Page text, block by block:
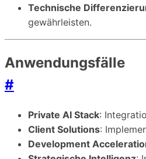
Technische
gewährleisten.
Anwendungsfälle
#
Private AI Stack:
Client Solutions:
Development